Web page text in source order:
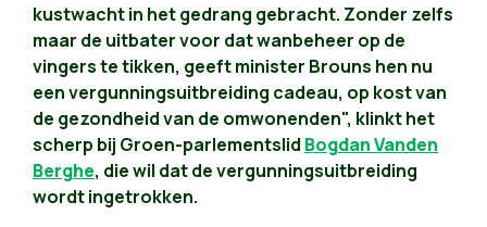
kustwacht in het gedrang gebracht. Zonder zelfs
maar de uitbater voor dat wanbeheer op de
vingers te tikken, geeft minister Brouns hen nu
een vergunningsuitbreiding cadeau, op kost van
de gezondheid van de omwonenden", klinkt het
scherp bij Groen-parlementslid Bogdan Vanden
Berghe, die wil dat de vergunningsuitbreiding
wordt ingetrokken.